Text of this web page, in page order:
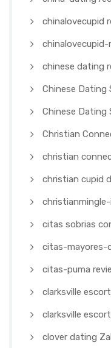
chinalovecupid
chinalovecupid-
chinese dating
Chinese Dating
Chinese Dating
Christian
christian
christian cupid
citas sobrias
citas-mayores-
citas-puma
clarksville escort
clarksville
clover dating